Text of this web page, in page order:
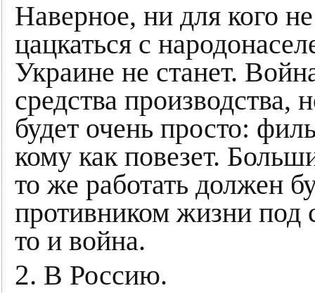
Наверное, ни для кого
цацкаться с
Украине не станет.
средства
будет очень просто:
кому как повезет.
то же работать должен
противником жизни под
то и война.
2. В Россию.